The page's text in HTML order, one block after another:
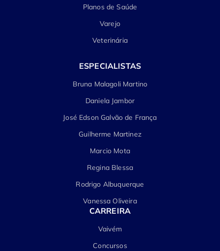
Planos de Saúde
Varejo
Veterinária
ESPECIALISTAS
Bruna Malagoli Martino
Daniela Jambor
José Edson Galvão de França
Guilherme Martinez
Marcio Mota
Regina Blessa
Rodrigo Albuquerque
Vanessa Oliveira
CARREIRA
Vaivém
Concursos